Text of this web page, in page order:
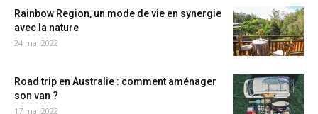
Rainbow Region, un mode de vie en synergie
avec la nature
24 mai 2022
Road trip en Australie : comment aménager
son van ?
17 mai 2022